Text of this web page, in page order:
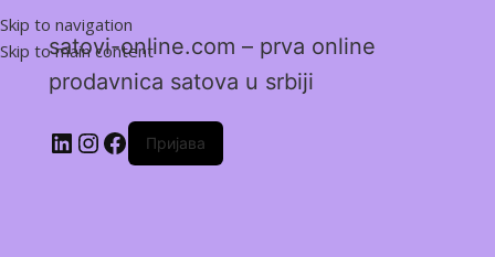
Skip to navigation
Skip to main content
satovi-online.com – prva online
prodavnica satova u srbiji
Пријава